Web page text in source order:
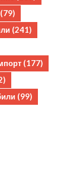
(79)
(241)
(177)
(99)